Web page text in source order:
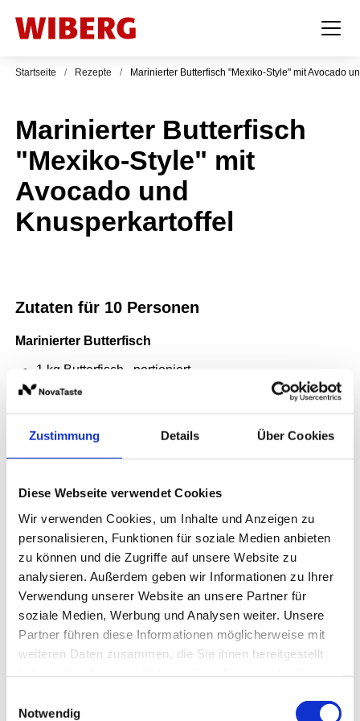
Zustimmung Details Über Cookies
Diese Webseite verwendet Cookies
Wir verwenden Cookies, um Inhalte und Anzeigen zu
personalisieren, Funktionen für soziale Medien anbieten
zu können und die Zugriffe auf unsere Website zu
analysieren. Außerdem geben wir Informationen zu Ihrer
Verwendung unserer Website an unsere Partner für
soziale Medien, Werbung und Analysen weiter. Unsere
Partner führen diese Informationen möglicherweise mit
weiteren Daten zusammen, die Sie ihnen bereitgestellt
Notwendig
Startseite / Rezepte / Marinierter Butterfisch "Mexiko-Style" mit Avocado
Marinierter Butterfisch
"Mexiko-Style" mit
Avocado und
Knusperkartoffel
Zutaten für 10 Personen
Marinierter Butterfisch
1 kg Butterfisch , portioniert
500 g Guacamole
300 g Kartoffellocken, frittiert
20 Mini Mais, gebraten
4 EL WIBERG Avocado & Bowl
50 g WIBERG Spicy Chili Würzsauce
2 EL WIBERG Paprika, geräuchert
1 EL WIBERG Pommes Frites
40 ml WIBERG Natives Oliven-Öl Extra Andalusien
Garnitur
50 g Erbsensprossen